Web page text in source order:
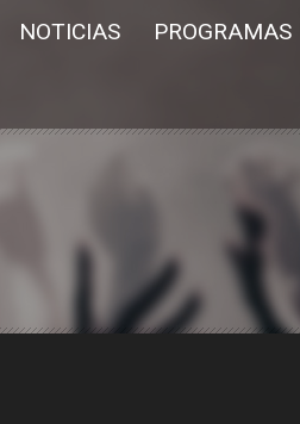
NOTICIAS PROGRAMAS